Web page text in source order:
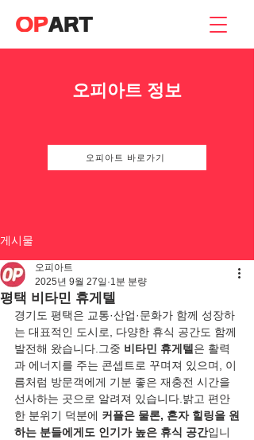
오피아트 정보
오피아트 바로가기
게시물
평택 비타민 휴게텔
오피아트
2025년 9월 27일 1분 분량
경기도 평택은 교통·산업·문화가 함께 성장하
는 대표적인 도시로, 다양한 휴식 공간도 함께
발전해 왔습니다.그중 비타민 휴게텔 은 활력
과 에너지를 주는 콘셉트로 꾸며져 있으며, 이
름처럼 방문객에게 기분 좋은 재충전 시간을
선사하는 곳으로 알려져 있습니다.밝고 편안
한 분위기 덕분에 커플은 물론, 혼자 힐링을 원
하는 분들에게도 인기가 높은 휴식 공간입니